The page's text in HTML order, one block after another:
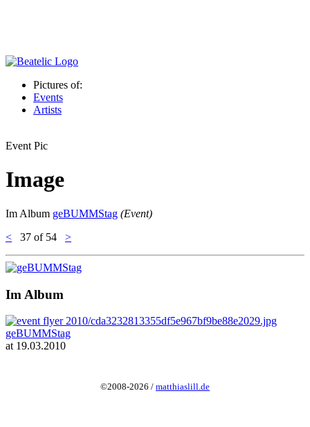
Pictures of:
Events
Artists
Event Pic
Image
Im Album geBUMMStag (Event)
<
37 of 54 >
Im Album
geBUMMStag
at 19.03.2010
©2008-2026 / matthiaslill.de